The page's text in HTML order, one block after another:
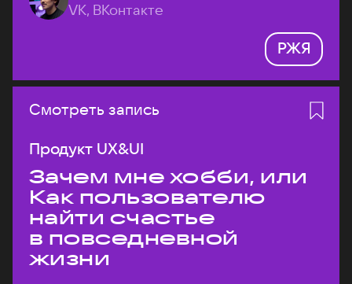
VK, ВКонтакте
РЖЯ
Смотреть запись
Продукт UX&UI
Зачем мне хобби, или
Как пользователю
найти счастье
в повседневной
жизни